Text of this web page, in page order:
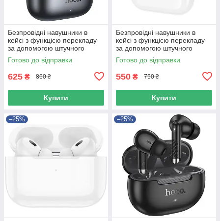
Безпровідні навушники в
кейсі з функцією перекладу
за допомогою штучного
інтелекту та ANC+ENC HOCO
EQ27 Сірий
Готово до відправки
625 ₴ 860 ₴
Купити
Безпровідні навушники в
кейсі з функцією перекладу
за допомогою штучного
інтелекту, ANC та APP HOCO
EW98 Білий
Готово до відправки
550 ₴ 750 ₴
Купити
–25% –25%